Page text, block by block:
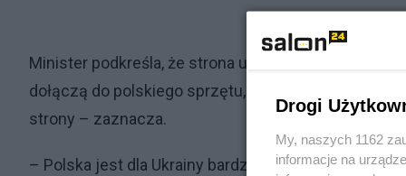
Minister podkreśla, że strona ukraińska czeka na
dołączą do polskiego sprzętu, który już teraz jest
strony – zaznacza.
– Polska jest dla Ukrainy bardzo bliską
Drogi
My, naszych 1162
informacje na